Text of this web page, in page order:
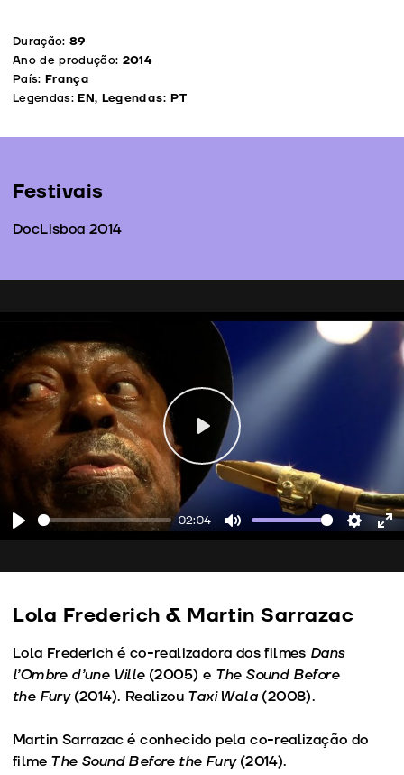
Duração: 89
Ano de produção: 2014
País: França
Legendas:EN, Legendas: PT
Festivais
DocLisboa 2014
02:04
Play
Lola Frederich & Martin Sarrazac
Lola Frederich é co-realizadora dos filmes Dans
l’Ombre d’une Ville(2005) e The Sound Before
the Fury(2014). Realizou Taxi Wala (2008).
Martin Sarrazac é conhecido pela co-realização do
filme The Sound Before the Fury(2014).